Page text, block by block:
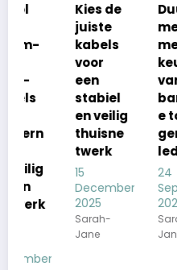
de
Duurza
me
meubel
keuzes:
van
bambo
e tot
gerecyc
led hout
24
September
2025
Sarah-
Jane
es
ren
24